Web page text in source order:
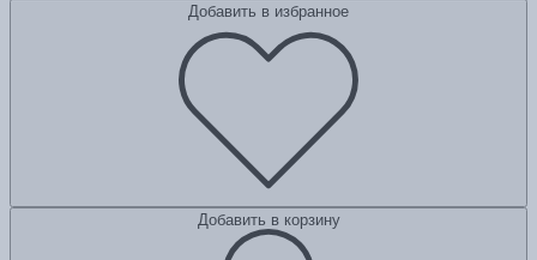
Добавить в избранное
Добавить в корзину